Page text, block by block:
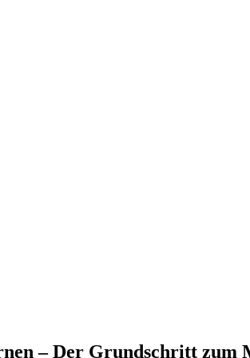
– Der Grundschritt zum